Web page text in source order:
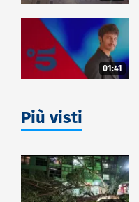
01:41
Più visti